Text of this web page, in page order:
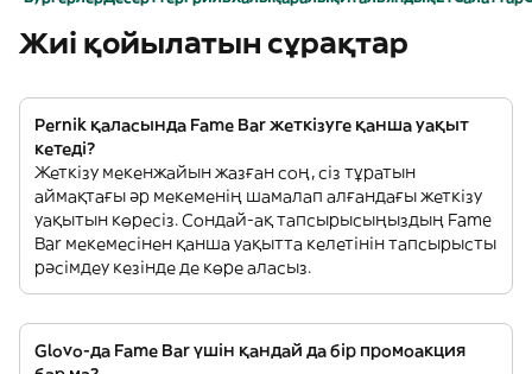
Жиі қойылатын сұрақтар
Pernik қаласында Fame Bar жеткізуге қанша уақыт
кетеді?
Жеткізу мекенжайын жазған соң, сіз тұратын
аймақтағы әр мекеменің шамалап алғандағы жеткізу
уақытын көресіз. Сондай-ақ тапсырысыңыздың Fame
Bar мекемесінен қанша уақытта келетінін тапсырысты
рәсімдеу кезінде де көре аласыз.
Glovo-да Fame Bar үшін қандай да бір промоакция